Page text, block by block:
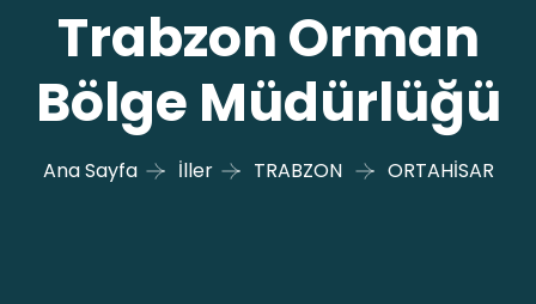
Trabzon Orman
Bölge Müdürlüğü
Ana Sayfa İller TRABZON ORTAHİSAR